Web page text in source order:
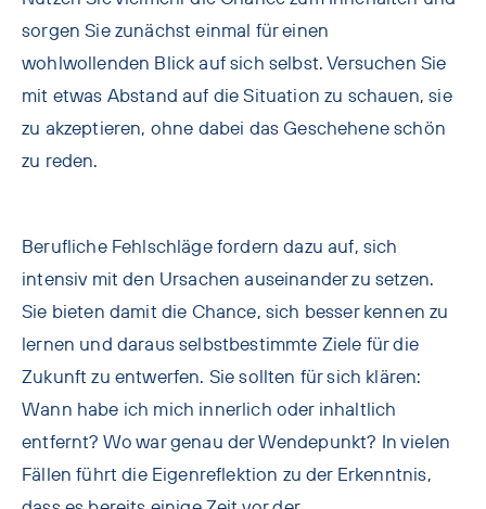
sorgen Sie zunächst einmal für einen
wohlwollenden Blick auf sich selbst. Versuchen Sie
mit etwas Abstand auf die Situation zu schauen, sie
zu akzeptieren, ohne dabei das Geschehene schön
zu reden.
Berufliche Fehlschläge fordern dazu auf, sich
intensiv mit den Ursachen auseinander zu setzen.
Sie bieten damit die Chance, sich besser kennen zu
lernen und daraus selbstbestimmte Ziele für die
Zukunft zu entwerfen. Sie sollten für sich klären:
Wann habe ich mich innerlich oder inhaltlich
entfernt? Wo war genau der Wendepunkt? In vielen
Fällen führt die Eigenreflektion zu der Erkenntnis,